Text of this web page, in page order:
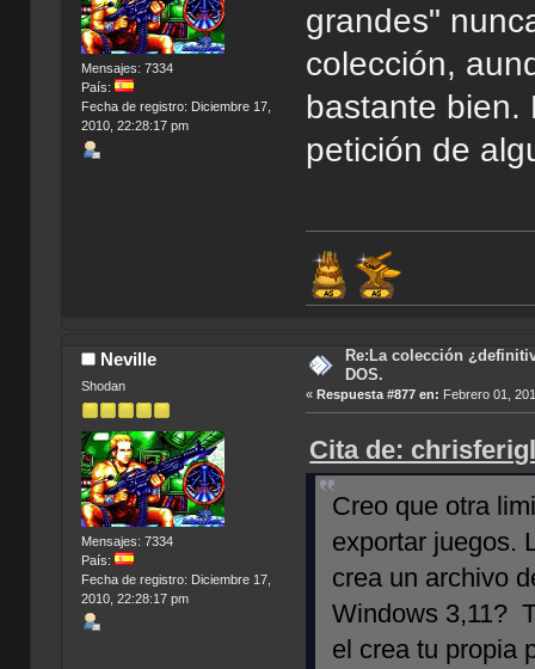
Mensajes: 7334
País:
Fecha de registro: Diciembre 17,
2010, 22:28:17 pm
grandes"
colección,
bastante bien.
petición de
Neville
Shodan
Mensajes: 7334
País:
Fecha de registro: Diciembre 17,
2010, 22:28:17 pm
Re:La colección
DOS.
«Respuesta #877 en: Febrero 01,
Cita de:
Creo que otra
exportar juegos.
crea un archivo
Windows 3,11?
el crea tu propia